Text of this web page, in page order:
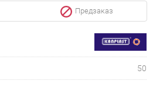
Предзаказ
50